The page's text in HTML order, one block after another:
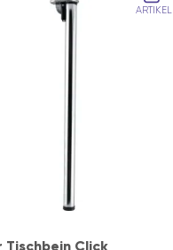
ARTIKEL
Tischbein Click